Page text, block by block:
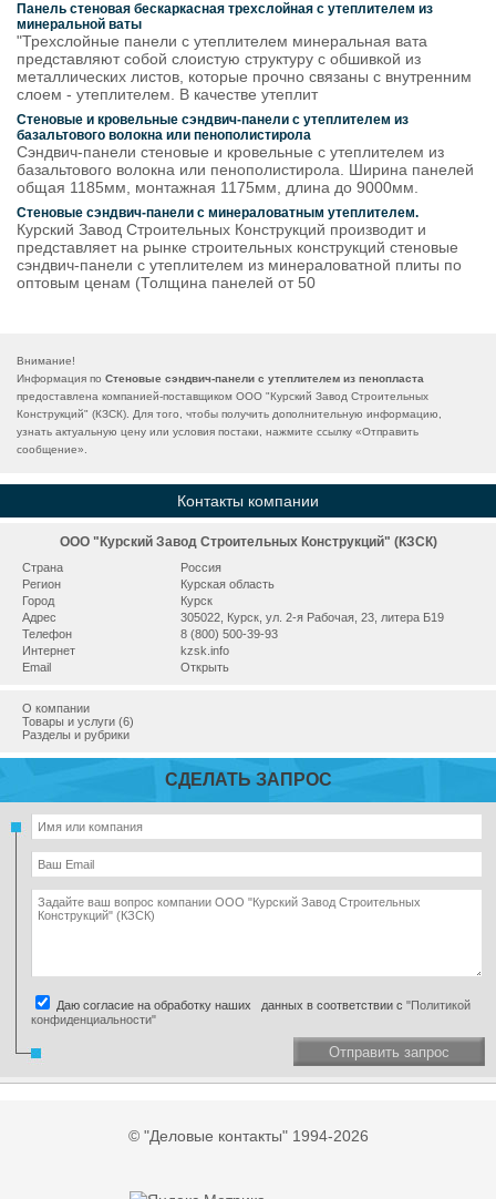
Панель стеновая бескаркасная трехслойная с утеплителем из
минеральной ваты
"Трехслойные панели с утеплителем минеральная вата
представляют собой слоистую структуру с обшивкой из
металлических листов, которые прочно связаны с внутренним
слоем - утеплителем. В качестве утеплит
Стеновые и кровельные сэндвич-панели с утеплителем из
базальтового волокна или пенополистирола
Сэндвич-панели стеновые и кровельные с утеплителем из
базальтового волокна или пенополистирола. Ширина панелей
общая 1185мм, монтажная 1175мм, длина до 9000мм.
Стеновые сэндвич-панели с минераловатным утеплителем.
Курский Завод Строительных Конструкций производит и
представляет на рынке строительных конструкций стеновые
сэндвич-панели с утеплителем из минераловатной плиты по
оптовым ценам (Толщина панелей от 50
Внимание!
Информация по Стеновые сэндвич-панели с утеплителем из пенопласта
предоставлена компанией-поставщиком ООО "Курский Завод Строительных
Конструкций" (КЗСК). Для того, чтобы получить дополнительную информацию,
узнать актуальную цену или условия постаки, нажмите ссылку «Отправить
сообщение».
Контакты компании
ООО "Курский Завод Строительных Конструкций" (КЗСК)
Страна
Россия
Регион
Курская область
Город
Курск
Адрес
305022, Курск, ул. 2-я Рабочая, 23, литера Б19
Телефон
8 (800) 500-39-93
Интернет
kzsk.info
Email
Открыть
О компании
Товары и услуги (6)
Разделы и рубрики
СДЕЛАТЬ ЗАПРОС
Даю согласие на обработку наших данных в соответствии с "Политикой
конфиденциальности"
Отправить запрос
© "Деловые контакты" 1994-2026